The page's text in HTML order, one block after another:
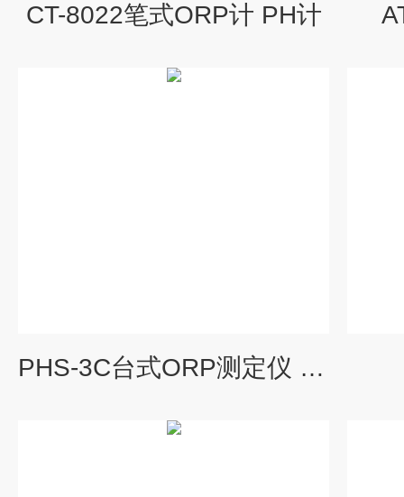
CT-8022笔式ORP计 PH计
PHS-3C台式ORP测定仪 PH计